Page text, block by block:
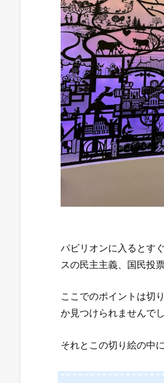
パビリオンに入るとす
スの民主主義、国民投
ここでのポイントは切
か見つけられませんで
それとこの切り絵の中